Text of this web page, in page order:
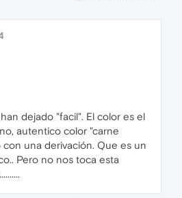
dejado "facil". El color es el
autentico color "carne
con una derivación. Que es un
Pero no nos toca esta